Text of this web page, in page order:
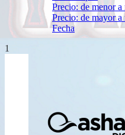
Precio: de menor a
Precio: de mayor a
Fecha
1